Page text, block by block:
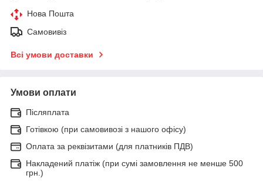
Нова Пошта
Самовивіз
Всі умови доставки
Умови оплати
Післяплата
Готівкою (при самовивозі з нашого офісу)
Оплата за реквізитами (для платників ПДВ)
Накладений платіж (при сумі замовлення не менше 500
грн.)